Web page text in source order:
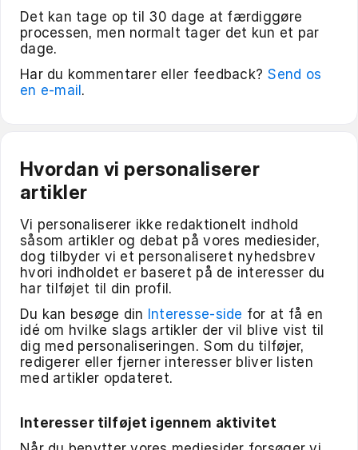
Det kan tage op til 30 dage at færdiggøre
processen, men normalt tager det kun et par
dage.
Har du kommentarer eller feedback? Send os
en e-mail .
Hvordan vi personaliserer
artikler
Vi personaliserer ikke redaktionelt indhold
såsom artikler og debat på vores mediesider,
dog tilbyder vi et personaliseret nyhedsbrev
hvori indholdet er baseret på de interesser du
har tilføjet til din profil.
Du kan besøge din Interesse-side for at få en
idé om hvilke slags artikler der vil blive vist til
dig med personaliseringen. Som du tilføjer,
redigerer eller fjerner interesser bliver listen
med artikler opdateret.
Interesser tilføjet igennem aktivitet